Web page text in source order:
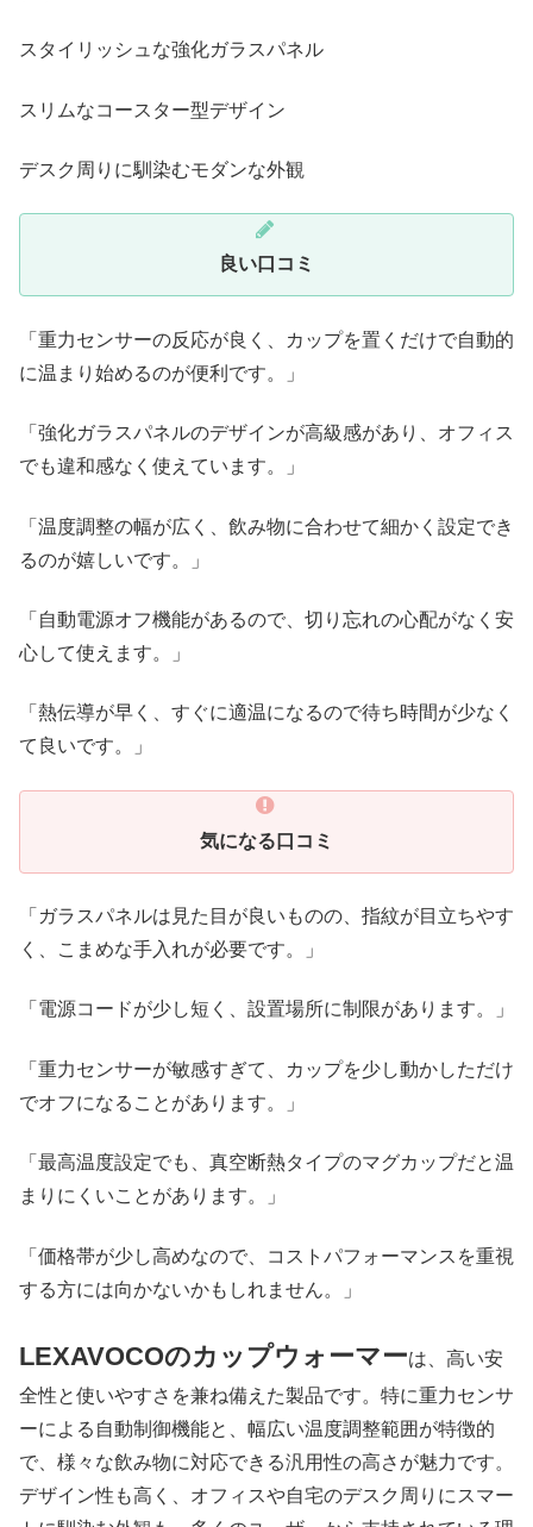
スタイリッシュな強化ガラスパネル
スリムなコースター型デザイン
デスク周りに馴染むモダンな外観
良い口コミ
「重力センサーの反応が良く、カップを置くだけで自動的
に温まり始めるのが便利です。」
「強化ガラスパネルのデザインが高級感があり、オフィス
でも違和感なく使えています。」
「温度調整の幅が広く、飲み物に合わせて細かく設定でき
るのが嬉しいです。」
「自動電源オフ機能があるので、切り忘れの心配がなく安
心して使えます。」
「熱伝導が早く、すぐに適温になるので待ち時間が少なく
て良いです。」
気になる口コミ
「ガラスパネルは見た目が良いものの、指紋が目立ちやす
く、こまめな手入れが必要です。」
「電源コードが少し短く、設置場所に制限があります。」
「重力センサーが敏感すぎて、カップを少し動かしただけ
でオフになることがあります。」
「最高温度設定でも、真空断熱タイプのマグカップだと温
まりにくいことがあります。」
「価格帯が少し高めなので、コストパフォーマンスを重視
する方には向かないかもしれません。」
LEXAVOCOのカップウォーマーは、高い安
全性と使いやすさを兼ね備えた製品です。特に重力センサ
ーによる自動制御機能と、幅広い温度調整範囲が特徴的
で、様々な飲み物に対応できる汎用性の高さが魅力です。
デザイン性も高く、オフィスや自宅のデスク周りにスマー